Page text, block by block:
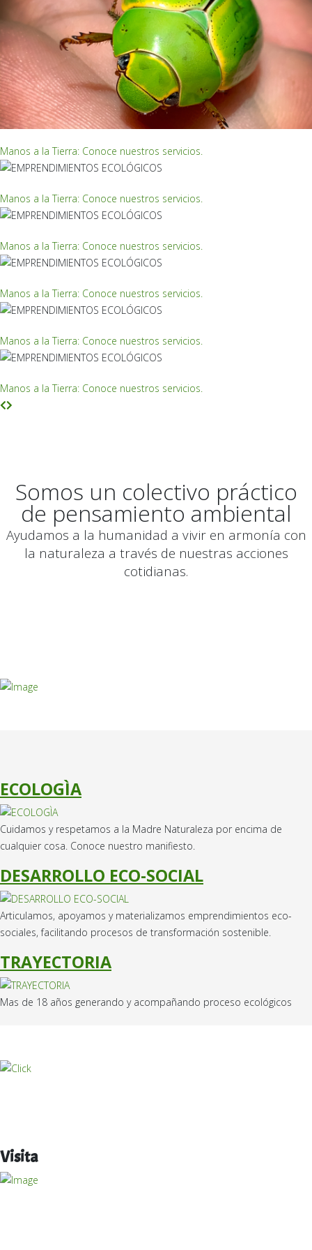
Manos a la Tierra: Conoce nuestros servicios.
Manos a la Tierra: Conoce nuestros servicios.
Manos a la Tierra: Conoce nuestros servicios.
Manos a la Tierra: Conoce nuestros servicios.
Manos a la Tierra: Conoce nuestros servicios.
Manos a la Tierra: Conoce nuestros servicios.
Somos un colectivo práctico
de pensamiento ambiental
Ayudamos a la humanidad a vivir en armonía con
la naturaleza a través de nuestras acciones
cotidianas.
ECOLOGÌA
Cuidamos y respetamos a la Madre Naturaleza por encima de
cualquier cosa. Conoce nuestro manifiesto.
DESARROLLO ECO-SOCIAL
Articulamos, apoyamos y materializamos emprendimientos eco-
sociales, facilitando procesos de transformación sostenible.
TRAYECTORIA
Mas de 18 años generando y acompañando proceso ecológicos
Visita